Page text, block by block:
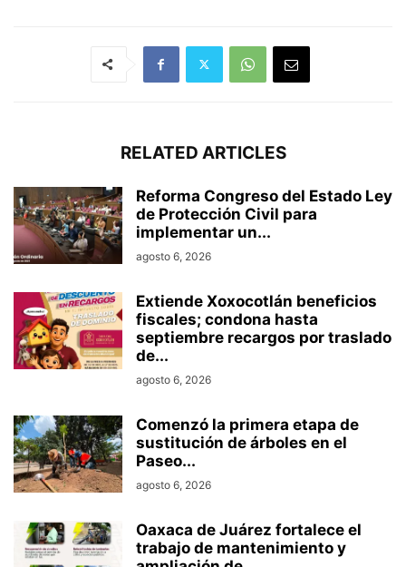
RELATED ARTICLES
Reforma Congreso del Estado Ley
de Protección Civil para
implementar un...
agosto 6, 2026
Extiende Xoxocotlán beneficios
fiscales; condona hasta
septiembre recargos por traslado
de...
agosto 6, 2026
Comenzó la primera etapa de
sustitución de árboles en el
Paseo...
agosto 6, 2026
Oaxaca de Juárez fortalece el
trabajo de mantenimiento y